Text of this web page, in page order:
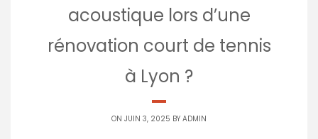
acoustique lors d’une
rénovation court de tennis
à Lyon ?
ON JUIN 3, 2025 BY ADMIN